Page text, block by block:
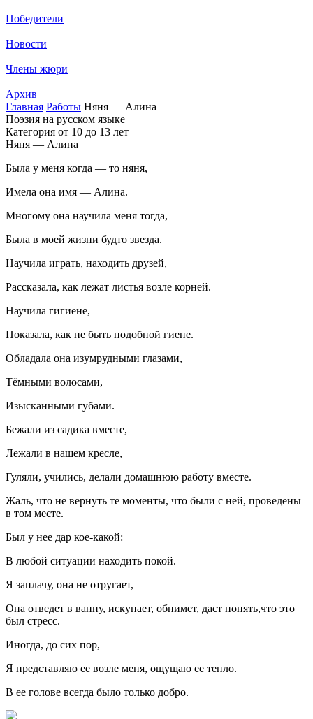
Победители
Новости
Члены жюри
Архив
Главная Работы Няня — Алина
Поэзия на русском языке
Категория от 10 до 13 лет
Няня — Алина
Была у меня когда — то няня,
Имела она имя — Алина.
Многому она научила меня тогда,
Была в моей жизни будто звезда.
Научила играть, находить друзей,
Рассказала, как лежат листья возле корней.
Научила гигиене,
Показала, как не быть подобной гиене.
Обладала она изумрудными глазами,
Тёмными волосами,
Изысканными губами.
Бежали из садика вместе,
Лежали в нашем кресле,
Гуляли, учились, делали домашнюю работу вместе.
Жаль, что не вернуть те моменты, что были с ней, проведены
в том месте.
Был у нее дар кое-какой:
В любой ситуации находить покой.
Я заплачу, она не отругает,
Она отведет в ванну, искупает, обнимет, даст понять,что это
был стресс.
Иногда, до сих пор,
Я представляю ее возле меня, ощущаю ее тепло.
В ее голове всегда было только добро.